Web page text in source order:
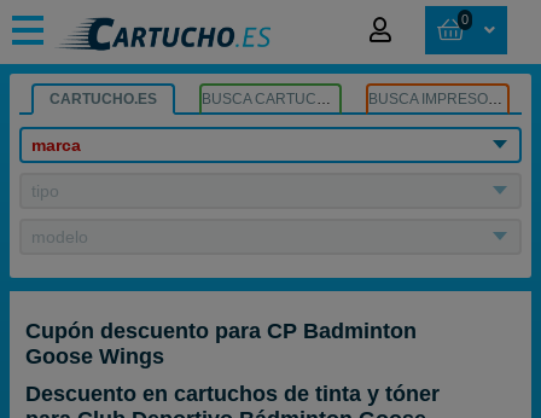
0
CARTUCHO.ES BUSCA CARTUCHOS BUSCA IMPRESORA
marca
tipo
modelo
Cupón descuento para CP Badminton
Goose Wings
Descuento en cartuchos de tinta y tóner